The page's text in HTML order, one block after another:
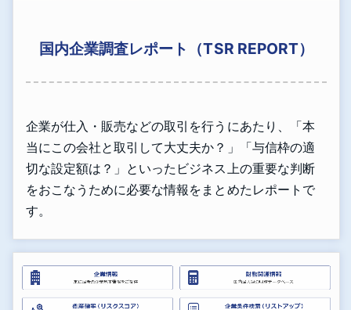
国内企業調査レポート（TSR REPORT）
企業が仕入・販売などの取引を行うにあたり、「本
当にこの会社と取引して大丈夫か？」「与信枠の適
切な設定額は？」といったビジネス上の重要な判断
をおこなうために必要な情報をまとめたレポートで
す。